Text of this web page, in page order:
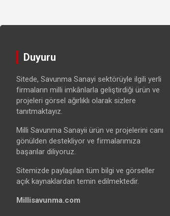
Duyuru
Sitede, Savunma Sanayi sektörüyle ilgili yerli
firmaların milli imkânlarla geliştirdiği ürün ve
projeleri görsel ağırlıklı olarak sizlere
tanıtmaktayız.
Milli Savunma Sanayii ürün ve projelerini canı
gönülden destekliyor ve firmalarımıza
başarılar diliyoruz.
Sitemizde paylaşılan tüm bilgi ve görseller
açık kaynaklardan temin edilmektedir.
Millisavunma.com